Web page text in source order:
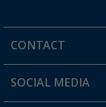
CONTACT
Een vraag?
SOCIAL MEDIA